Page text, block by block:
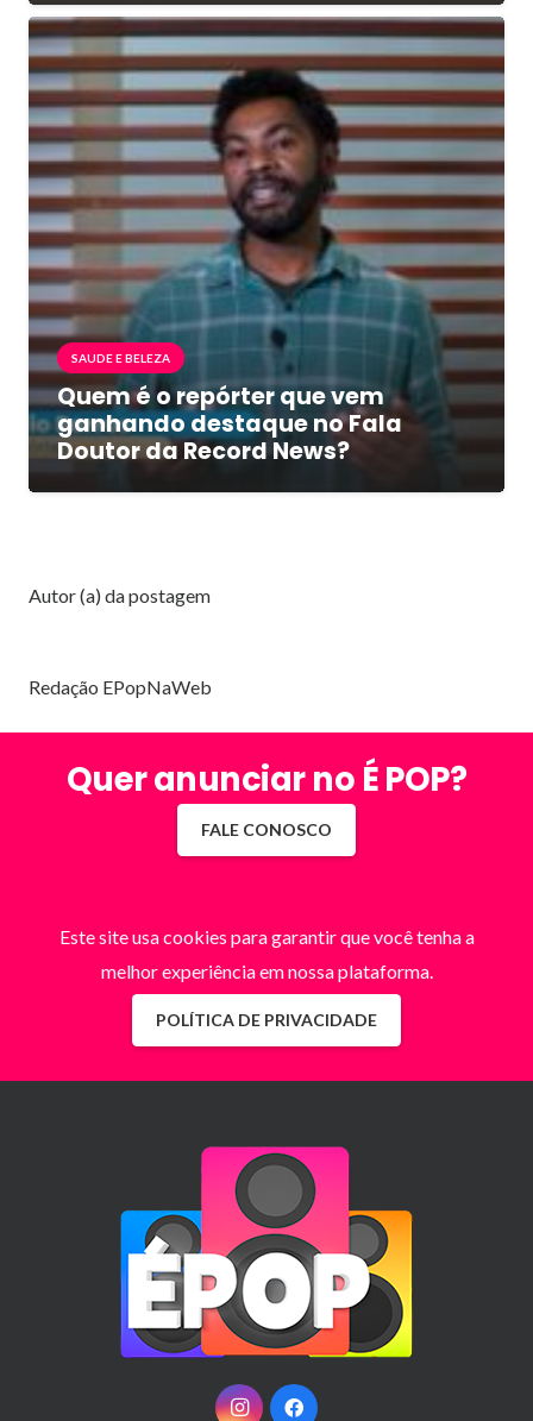
SAUDE E BELEZA
Quem é o repórter que vem
ganhando destaque no Fala
Doutor da Record News?
Autor (a) da postagem
Redação EPopNaWeb
Quer anunciar no É POP?
FALE CONOSCO
Este site usa cookies para garantir que você tenha a
melhor experiência em nossa plataforma.
POLÍTICA DE PRIVACIDADE